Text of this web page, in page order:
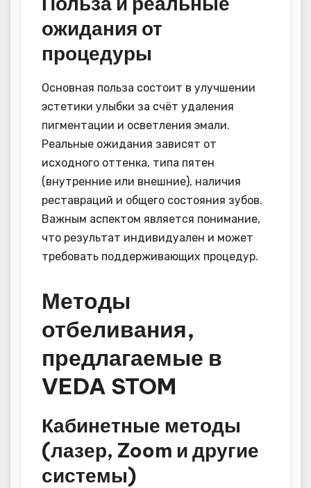
ожидания от
процедуры
Основная польза состоит в улучшении
эстетики улыбки за счёт удаления
пигментации и осветления эмали.
Реальные ожидания зависят от
исходного оттенка, типа пятен
(внутренние или внешние), наличия
реставраций и общего состояния зубов.
Важным аспектом является понимание,
что результат индивидуален и может
требовать поддерживающих процедур.
Методы
отбеливания,
предлагаемые в
VEDA STOM
Кабинетные методы
(лазер, Zoom и другие
системы)